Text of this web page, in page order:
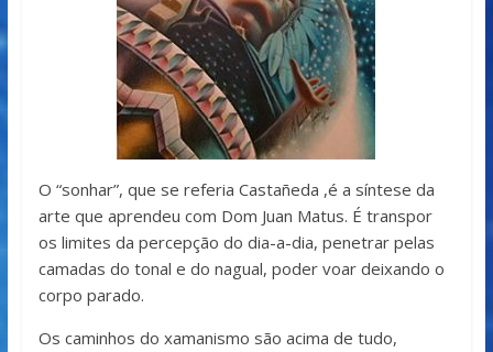
O “sonhar”, que se referia Castañeda ,é a síntese da
arte que aprendeu com Dom Juan Matus. É transpor
os limites da percepção do dia-a-dia, penetrar pelas
camadas do tonal e do nagual, poder voar deixando o
corpo parado.
Os caminhos do xamanismo são acima de tudo,